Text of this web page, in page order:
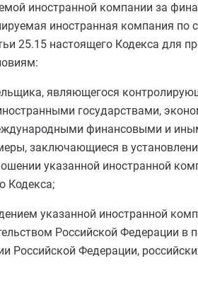
иностранной компании за
иностранная компания по
25.15 настоящего Кодекса для
являющегося
государствами,
финансовыми и
заключающиеся в
указанной иностранной
Кодекса;
указанной иностранной
Российской Федерации в
Российской Федерации,